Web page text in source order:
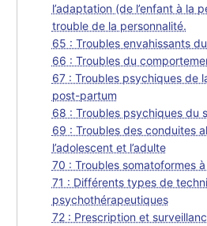
l’adaptation (de l’enfant à la
trouble de la personnalité.
65 : Troubles envahissants
66 : Troubles du
67 : Troubles psychiques de
post-partum
68 : Troubles psychiques du
69 : Troubles des conduites
l’adolescent et l’adulte
70 : Troubles somatoformes
71 : Différents types de
psychothérapeutiques
72 : Prescription et